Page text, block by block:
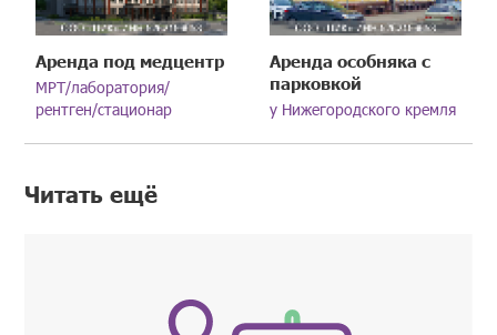
Аренда под медцентр
МРТ/лаборатория/
рентген/стационар
Аренда особняка с
парковкой
у Нижегородского кремля
Читать ещё